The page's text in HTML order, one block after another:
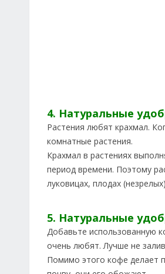
4. Натуральные
Растения любят крахмал.
комнатные растения.
Крахмал в растениях
период времени. Поэтому
луковицах, плодах
5. Натуральные
Добавьте использованную
очень любят. Лучше не
Помимо этого кофе делает